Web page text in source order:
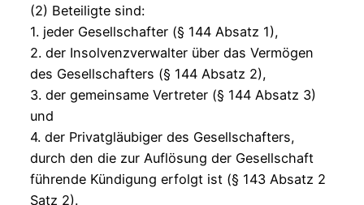
(2) Beteiligte sind:
1. jeder Gesellschafter (§ 144 Absatz 1),
2. der Insolvenzverwalter über das Vermögen
des Gesellschafters (§ 144 Absatz 2),
3. der gemeinsame Vertreter (§ 144 Absatz 3)
und
4. der Privatgläubiger des Gesellschafters,
durch den die zur Auflösung der Gesellschaft
führende Kündigung erfolgt ist (§ 143 Absatz 2
Satz 2).